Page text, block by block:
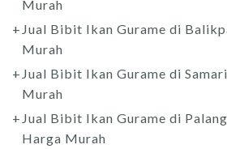
Murah
Jual Bibit Ikan Gurame di
Murah
Jual Bibit Ikan Gurame di
Murah
Jual Bibit Ikan Gurame di
Harga Murah